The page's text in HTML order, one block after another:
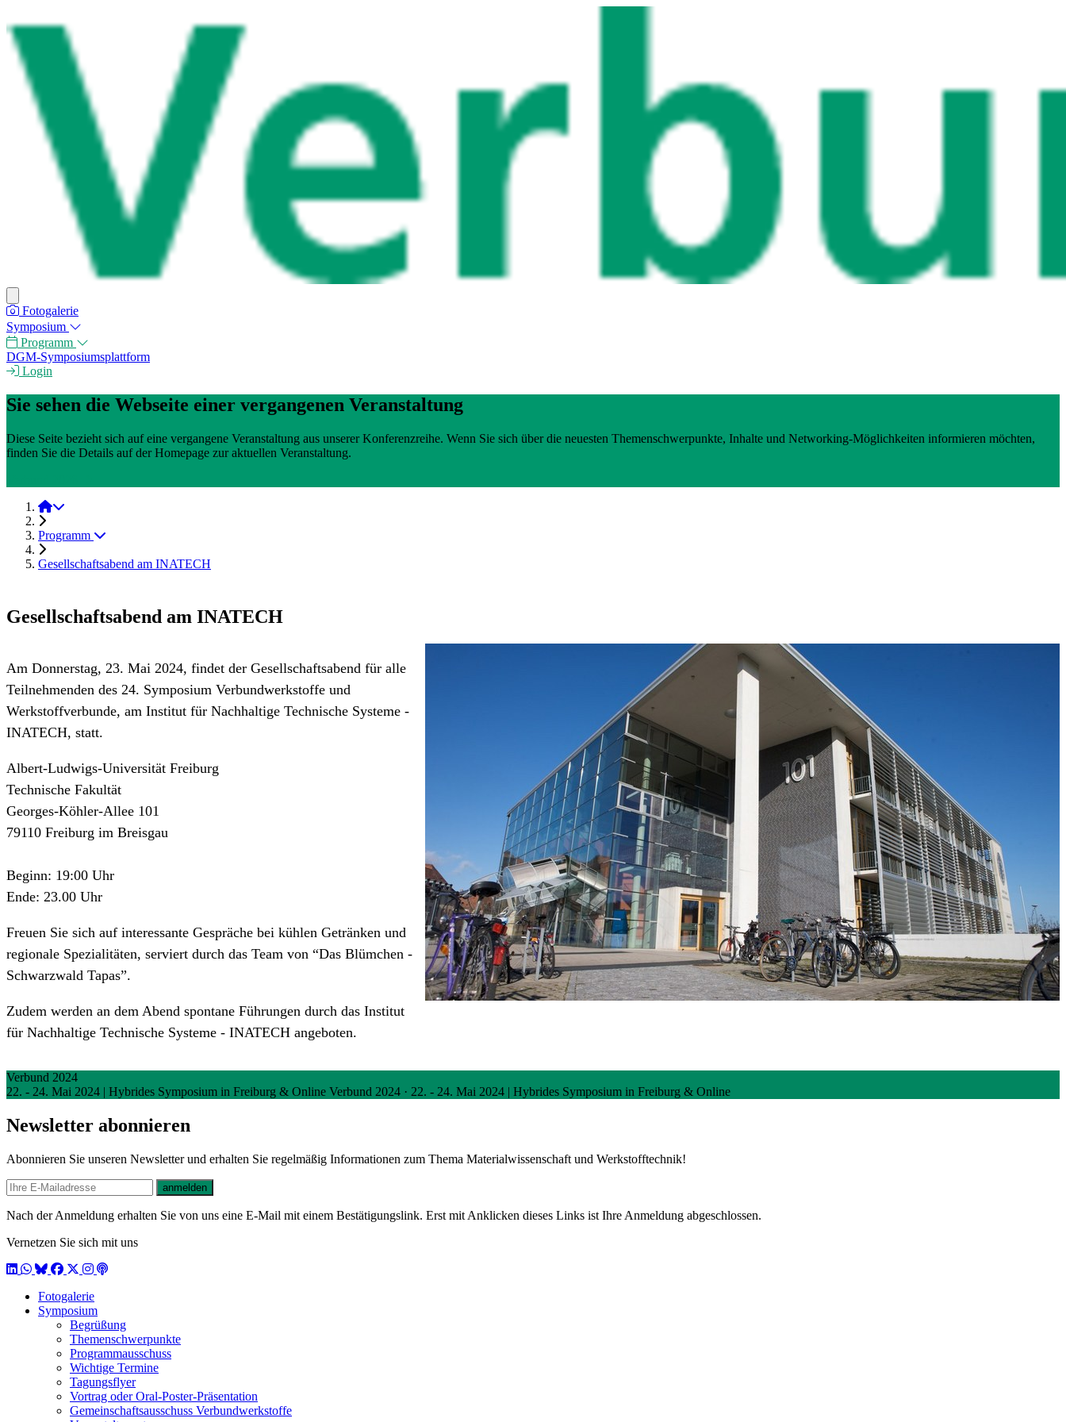
Fotogalerie
Symposium
Programm
DGM-Symposiumsplattform
Login
Sie sehen die Webseite einer vergangenen Veranstaltung
Diese Seite bezieht sich auf eine vergangene Veranstaltung aus unserer Konferenzreihe. Wenn Sie sich über die neuesten Themenschwerpunkte, Inhalte und Networking-Möglichkeiten informieren möchten,
finden Sie die Details auf der Homepage zur aktuellen Veranstaltung.
Verbund 2024
Programm
Gesellschaftsabend am INATECH
Gesellschaftsabend am INATECH
Am Donnerstag, 23. Mai 2024, findet der Gesellschaftsabend für alle
Teilnehmenden des 24. Symposium Verbundwerkstoffe und
Werkstoffverbunde, am Institut für Nachhaltige Technische Systeme -
INATECH, statt.
Albert-Ludwigs-Universität Freiburg
Technische Fakultät
Georges-Köhler-Allee 101
79110 Freiburg im Breisgau
Beginn: 19:00 Uhr
Ende: 23.00 Uhr
Freuen Sie sich auf interessante Gespräche bei kühlen Getränken und
regionale Spezialitäten, serviert durch das Team von “Das Blümchen -
Schwarzwald Tapas”.
Zudem werden an dem Abend spontane Führungen durch das Institut
für Nachhaltige Technische Systeme - INATECH angeboten.
Verbund 2024
22. - 24. Mai 2024 | Hybrides Symposium in Freiburg & Online Verbund 2024 · 22. - 24. Mai 2024 | Hybrides Symposium in Freiburg & Online
Newsletter abonnieren
Abonnieren Sie unseren Newsletter und erhalten Sie regelmäßig Informationen zum Thema Materialwissenschaft und Werkstofftechnik!
E-mail
anmelden
Nach der Anmeldung erhalten Sie von uns eine E-Mail mit einem Bestätigungslink. Erst mit Anklicken dieses Links ist Ihre Anmeldung abgeschlossen.
Vernetzen Sie sich mit uns
LinkedIn
WhatsApp
BlueSky
Facebook
X / Twitter
Instagram
Podcast
Fotogalerie
Symposium
Begrüßung
Themenschwerpunkte
Programmausschuss
Wichtige Termine
Tagungsflyer
Vortrag oder Oral-Poster-Präsentation
Gemeinschaftsausschuss Verbundwerkstoffe